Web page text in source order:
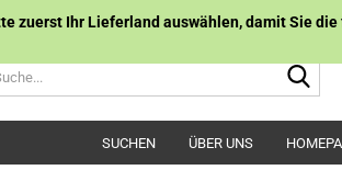
zuerst Ihr Lieferland auswählen, damit Sie
SUCHEN ÜBER UNS